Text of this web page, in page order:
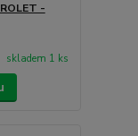
-
skladem 1 ks